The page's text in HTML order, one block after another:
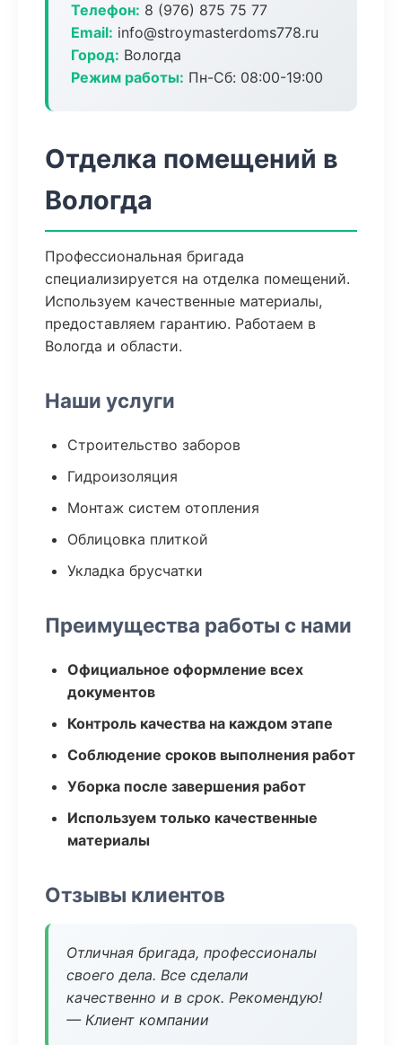
Телефон: 8 (976) 875 75 77
Email: info@stroymasterdoms778.ru
Город: Вологда
Режим работы: Пн-Сб: 08:00-19:00
Отделка помещений в
Вологда
Профессиональная бригада
специализируется на отделка помещений.
Используем качественные материалы,
предоставляем гарантию. Работаем в
Вологда и области.
Наши услуги
Строительство заборов
Гидроизоляция
Монтаж систем отопления
Облицовка плиткой
Укладка брусчатки
Преимущества работы с нами
Официальное оформление всех
документов
Контроль качества на каждом этапе
Соблюдение сроков выполнения работ
Уборка после завершения работ
Используем только качественные
материалы
Отзывы клиентов
Отличная бригада, профессионалы
своего дела. Все сделали
качественно и в срок. Рекомендую!
— Клиент компании